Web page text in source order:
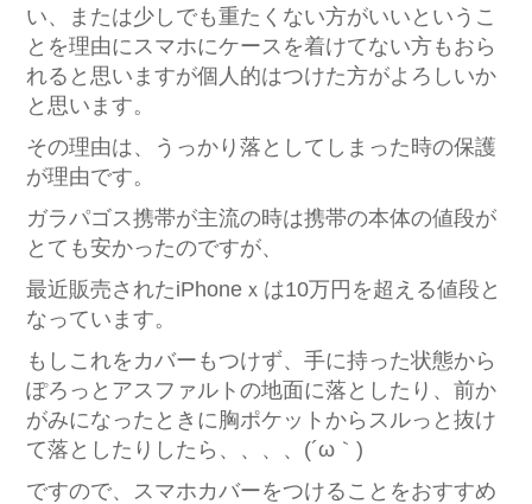
い、または少しでも重たくない方がいいというこ
とを理由にスマホにケースを着けてない方もおら
れると思いますが個人的はつけた方がよろしいか
と思います。
その理由は、うっかり落としてしまった時の保護
が理由です。
ガラパゴス携帯が主流の時は携帯の本体の値段が
とても安かったのですが、
最近販売されたiPhoneｘは10万円を超える値段と
なっています。
もしこれをカバーもつけず、手に持った状態から
ぽろっとアスファルトの地面に落としたり、前か
がみになったときに胸ポケットからスルっと抜け
て落としたりしたら、、、、(´ω｀)
ですので、スマホカバーをつけることをおすすめ